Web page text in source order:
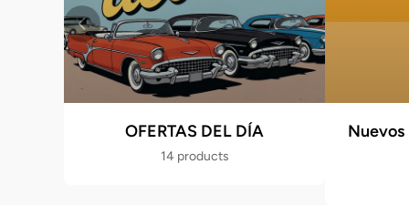
OFERTAS DEL DÍA
14 products
Nuevos